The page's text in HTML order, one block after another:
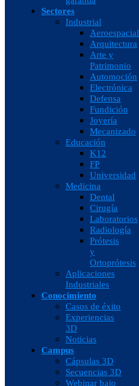
Sectores
Industrial
Aeroespacial
Arquitectura
Arte y
Patrimonio
Automoción
Electrónica
Defensa
Fundición
Joyería
Mecanizado
Educación
K12
FP
Universidad
Medicina
Dental
Cirugía
Laboratorios
Radiología
Prótesis
y
Ortoprótesis
Aplicaciones
Industriales
Conocimiento
Casos de éxito
Experiencias
3D
Noticias
Campus
Cápsulas 3D
Secuencias 3D
Webinar bajo